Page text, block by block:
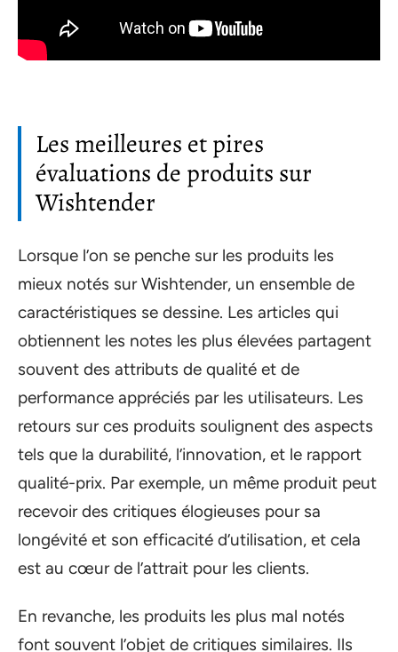
Les meilleures et pires
évaluations de produits sur
Wishtender
Lorsque l’on se penche sur les produits les
mieux notés sur Wishtender, un ensemble de
caractéristiques se dessine. Les articles qui
obtiennent les notes les plus élevées partagent
souvent des attributs de qualité et de
performance appréciés par les utilisateurs. Les
retours sur ces produits soulignent des aspects
tels que la durabilité, l’innovation, et le rapport
qualité-prix. Par exemple, un même produit peut
recevoir des critiques élogieuses pour sa
longévité et son efficacité d’utilisation, et cela
est au cœur de l’attrait pour les clients.
En revanche, les produits les plus mal notés
font souvent l’objet de critiques similaires. Ils